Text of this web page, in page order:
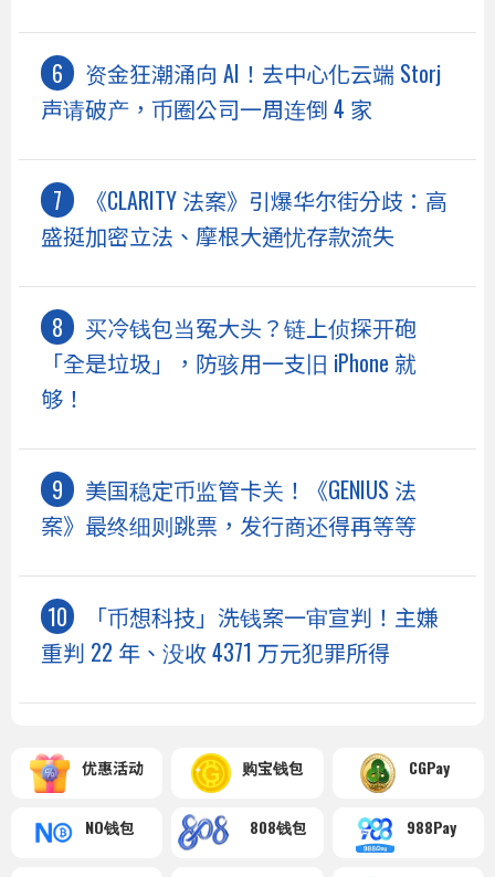
资金狂潮涌向 AI！去中心化云端 Storj
声请破产，币圈公司一周连倒 4 家
《CLARITY 法案》引爆华尔街分歧：高
盛挺加密立法、摩根大通忧存款流失
买冷钱包当冤大头？链上侦探开砲
「全是垃圾」，防骇用一支旧 iPhone 就
够！
美国稳定币监管卡关！《GENIUS 法
案》最终细则跳票，发行商还得再等等
「币想科技」洗钱案一审宣判！主嫌
重判 22 年、没收 4371 万元犯罪所得
优惠活动 购宝钱包 CGPay
NO钱包 808钱包 988Pay